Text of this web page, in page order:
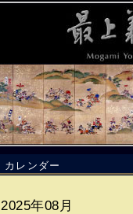
カレンダー
2025年08月